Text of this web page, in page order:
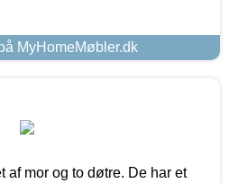
MyHomeMøbler.dk
af mor og to døtre. De har et